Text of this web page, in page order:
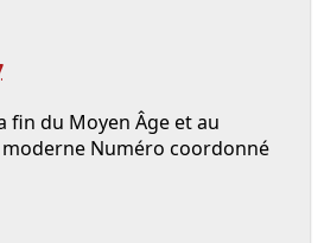
fin du Moyen Âge et au
Numéro coordonné